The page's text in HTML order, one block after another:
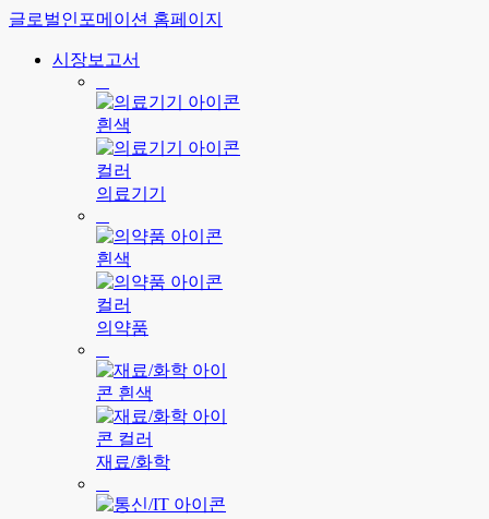
글로벌인포메이션 홈페이지
시장보고서
의료기기
의약품
재료/화학